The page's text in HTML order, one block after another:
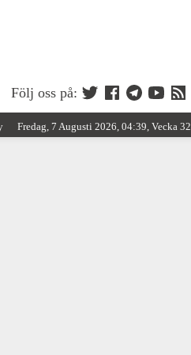
Följ oss på:
Fredag, 7 Augusti 2026, 04:39, Vecka 32